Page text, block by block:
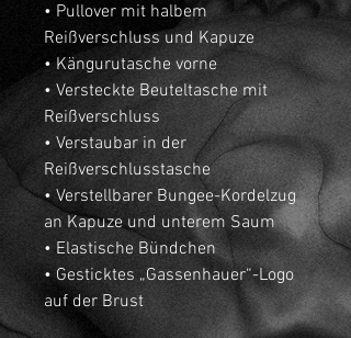
• Pullover mit halbem
Reißverschluss und Kapuze
• Kängurutasche vorne
• Versteckte Beuteltasche mit
Reißverschluss
• Verstaubar in der
Reißverschlusstasche
• Verstellbarer Bungee-Kordelzug
an Kapuze und unterem Saum
• Elastische Bündchen
• Gesticktes „Gassenhauer“-Logo
auf der Brust